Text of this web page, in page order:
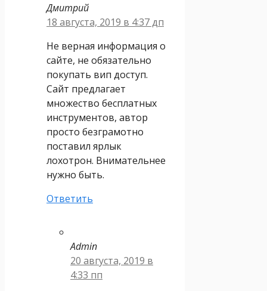
Дмитрий
18 августа, 2019 в 4:37 дп
Не верная информация о
сайте, не обязательно
покупать вип доступ.
Сайт предлагает
множество бесплатных
инструментов, автор
просто безграмотно
поставил ярлык
лохотрон. Внимательнее
нужно быть.
Ответить
Admin
20 августа, 2019 в
4:33 пп